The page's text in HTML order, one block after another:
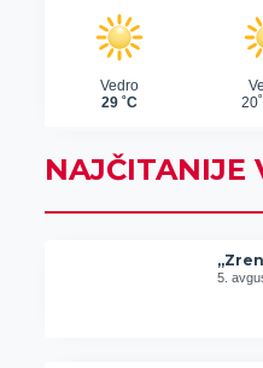
NAJČITANIJE
5.